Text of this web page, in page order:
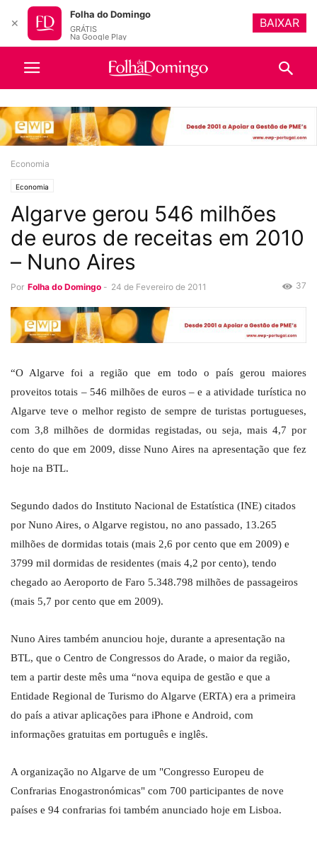
Economia
Economia
Algarve gerou 546 milhões
de euros de receitas em 2010
– Nuno Aires
Por Folha do Domingo - 24 de Fevereiro de 2011 37
“O Algarve foi a região que em todo o país gerou maiores
proveitos totais – 546 milhões de euros – e a atividade turística no
Algarve teve o melhor registo de sempre de turistas portugueses,
com 3,8 milhões de dormidas registadas, ou seja, mais 4,7 por
cento do que em 2009, disse Nuno Aires na apresentação que fez
hoje na BTL.
Segundo dados do Instituto Nacional de Estatística (INE) citados
por Nuno Aires, o Algarve registou, no ano passado, 13.265
milhões de dormidas totais (mais 2,6 por cento que em 2009) e
3799 mil dormidas de residentes (mais 4,2 por cento), tendo
chegado ao Aeroporto de Faro 5.348.798 milhões de passageiros
(mais 5,7 por cento que em 2009).
Nuno Aires também anunciou hoje, durante a apresentação na
BTL, que o Centro de Congressos do Arade, o maior da região,
tem a partir deste mês uma “nova equipa de gestão e que a
Entidade Regional de Turismo do Algarve (ERTA) era a primeira
do país a ativar aplicações para iPhone e Android, com
informações gratuitas em português e inglês.
A organização no Algarve de um "Congresso Europeu de
Confrarias Enogastronómicas" com 700 participantes de nove
países e 94 confrarias foi também anunciado hoje em Lisboa.
✕
Folha do Domingo
GRÁTIS
Na Google Play
BAIXAR